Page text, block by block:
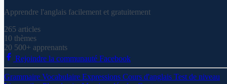
Apprendre l'anglais facilement et gratuitement
265 articles
10 thèmes
20 500+ apprenants
Rejoindre la communauté Facebook
Grammaire Vocabulaire Expressions Cours d'anglais Test de niveau